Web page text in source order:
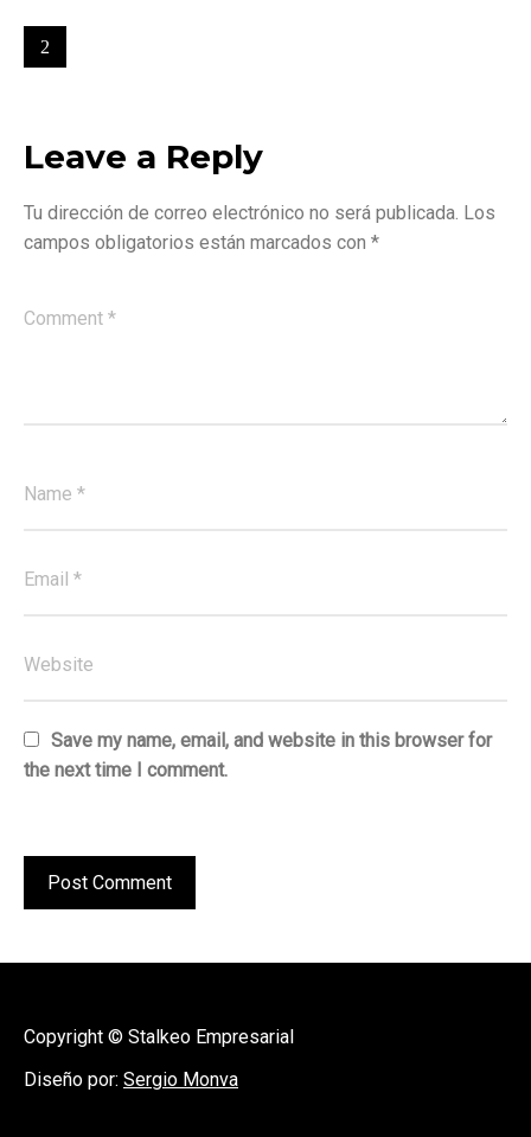
Leave a Reply
Tu dirección de correo electrónico no será publicada. Los
campos obligatorios están marcados con *
Save my name, email, and website in this browser for
the next time I comment.
Copyright © Stalkeo Empresarial
Diseño por: Sergio Monva